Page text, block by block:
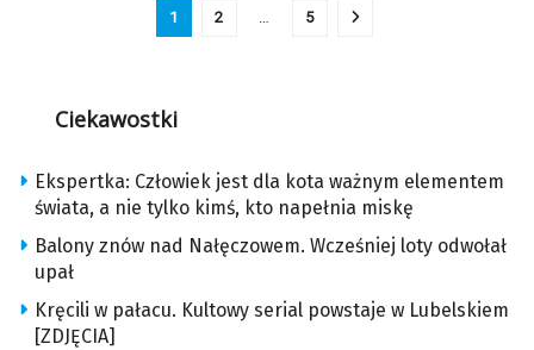
1 2 … 5
Ciekawostki
Ekspertka: Człowiek jest dla kota ważnym elementem
świata, a nie tylko kimś, kto napełnia miskę
Balony znów nad Nałęczowem. Wcześniej loty odwołał
upał
Kręcili w pałacu. Kultowy serial powstaje w Lubelskiem
[ZDJĘCIA]